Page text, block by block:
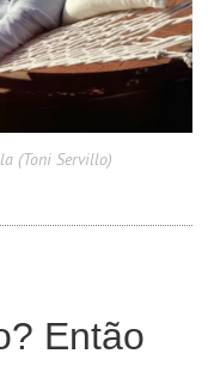
(Toni Servillo)
Então